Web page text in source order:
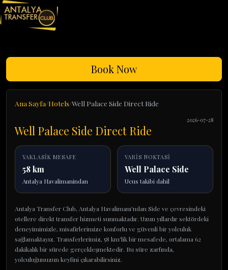
Book Now
Ana Sayfa Hotels Well Palace Side Direct Ride
2026-07-28
Well Palace Side Direct Ride
YAKLASIK MESAFE
58 km
Antalya Havalimanindan
VARIS NOKTASI
Well Palace Side
Ucus takibi dahil
Antalya Transfer Club, Antalya Havalimanı'ndan Side ve çevresindeki
otellere direkt transfer hizmeti sunmaktadır. Uzun yıllardır sektördeki
deneyimimizle, misafirlerimize konforlu ve güvenli bir yolculuk
sağlamaktayız. Transferlerimiz, 58 km'lik bir mesafede, ortalama 62
dakikalık bir sürede gerçekleşmektedir. Bu süre zarfında,
yolculuğunuzun keyfini çıkarabilirsiniz.